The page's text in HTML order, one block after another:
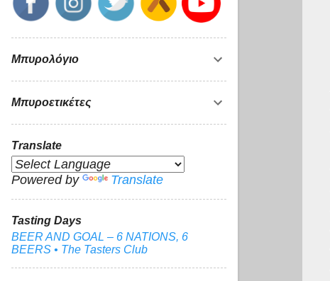
Μπυρολόγιο
Μπυροετικέτες
Translate
Powered by Translate
Tasting Days
BEER AND GOAL – 6 NATIONS, 6
BEERS • The Tasters Club